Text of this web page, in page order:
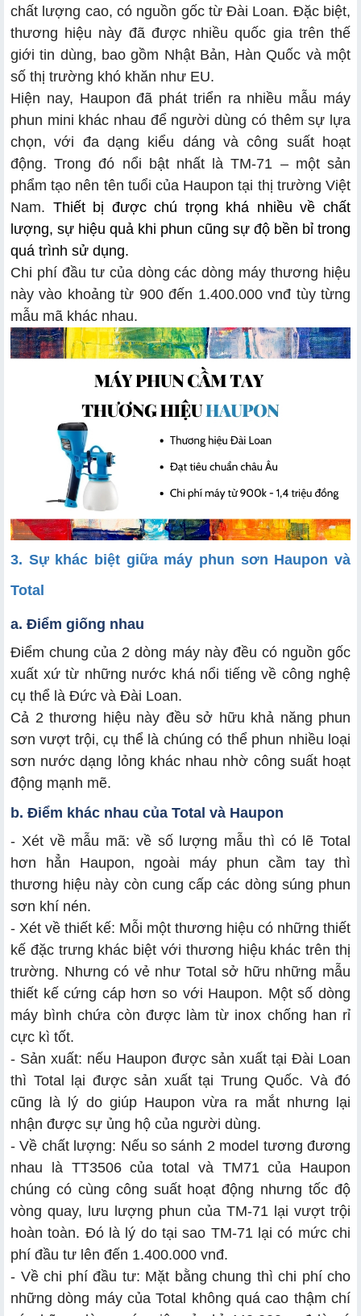
chất lượng cao, có nguồn gốc từ Đài Loan. Đặc biệt,
thương hiệu này đã được nhiều quốc gia trên thế
giới tin dùng, bao gồm Nhật Bản, Hàn Quốc và một
số thị trường khó khăn như EU.
Hiện nay, Haupon đã phát triển ra nhiều mẫu máy
phun mini khác nhau để người dùng có thêm sự lựa
chọn, với đa dạng kiểu dáng và công suất hoạt
động. Trong đó nổi bật nhất là TM-71 – một sản
phẩm tạo nên tên tuổi của Haupon tại thị trường Việt
Nam. Thiết bị được chú trọng khá nhiều về chất
lượng, sự hiệu quả khi phun cũng sự độ bền bỉ trong
quá trình sử dụng.
Chi phí đầu tư của dòng các dòng máy thương hiệu
này vào khoảng từ 900 đến 1.400.000 vnđ tùy từng
mẫu mã khác nhau.
3. Sự khác biệt giữa máy phun sơn Haupon và
Total
a. Điểm giống nhau
Điểm chung của 2 dòng máy này đều có nguồn gốc
xuất xứ từ những nước khá nổi tiếng về công nghệ
cụ thể là Đức và Đài Loan.
Cả 2 thương hiệu này đều sở hữu khả năng phun
sơn vượt trội, cụ thể là chúng có thể phun nhiều loại
sơn nước dạng lỏng khác nhau nhờ công suất hoạt
động mạnh mẽ.
b. Điểm khác nhau của Total và Haupon
- Xét về mẫu mã: về số lượng mẫu thì có lẽ Total
hơn hẳn Haupon, ngoài máy phun cầm tay thì
thương hiệu này còn cung cấp các dòng súng phun
sơn khí nén.
- Xét về thiết kế: Mỗi một thương hiệu có những thiết
kế đặc trưng khác biệt với thương hiệu khác trên thị
trường. Nhưng có vẻ như Total sở hữu những mẫu
thiết kế cứng cáp hơn so với Haupon. Một số dòng
máy bình chứa còn được làm từ inox chống han rỉ
cực kì tốt.
- Sản xuất: nếu Haupon được sản xuất tại Đài Loan
thì Total lại được sản xuất tại Trung Quốc. Và đó
cũng là lý do giúp Haupon vừa ra mắt nhưng lại
nhận được sự ủng hộ của người dùng.
- Về chất lượng: Nếu so sánh 2 model tương đương
nhau là TT3506 của total và TM71 của Haupon
chúng có cùng công suất hoạt động nhưng tốc độ
vòng quay, lưu lượng phun của TM-71 lại vượt trội
hoàn toàn. Đó là lý do tại sao TM-71 lại có mức chi
phí đầu tư lên đến 1.400.000 vnđ.
- Về chi phí đầu tư: Mặt bằng chung thì chi phí cho
những dòng máy của Total không quá cao thậm chí